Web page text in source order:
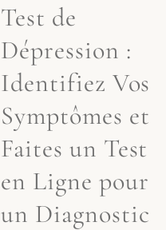
Test de
Dépression :
Identifiez Vos
Symptômes et
Faites un Test
en Ligne pour
un Diagnostic